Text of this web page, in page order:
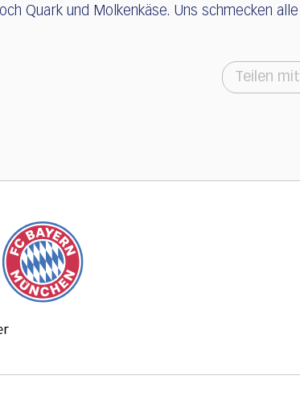
Quark und Molkenkäse. Uns schmecken alle
Teilen mit